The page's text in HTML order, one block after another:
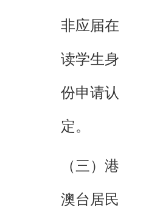
非应届在
读学生身
份申请认
定。
（三）港
澳台居民